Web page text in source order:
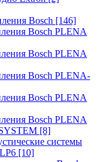
Bosch [146]
Bosch PLENA
Bosch PLENA
Bosch PLENA-
Bosch PLENA
Bosch PLENA
[8]
системы
[10]